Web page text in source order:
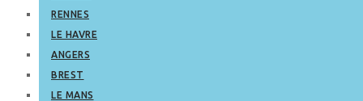
RENNES
LE HAVRE
ANGERS
BREST
LE MANS